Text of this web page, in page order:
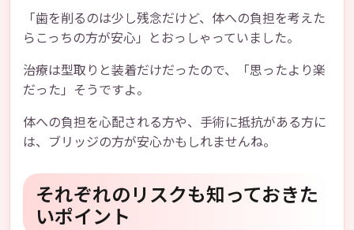
「歯を削るのは少し残念だけど、体への負担を考えた
らこっちの方が安心」とおっしゃっていました。
治療は型取りと装着だけだったので、「思ったより楽
だった」そうですよ。
体への負担を心配される方や、手術に抵抗がある方に
は、ブリッジの方が安心かもしれませんね。
それぞれのリスクも知っておきた
いポイント